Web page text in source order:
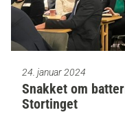
24. januar 2024
Snakket om
Stortinget